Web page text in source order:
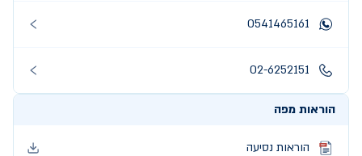
0541465161
02-6252151
הוראות מפה
הוראות נסיעה